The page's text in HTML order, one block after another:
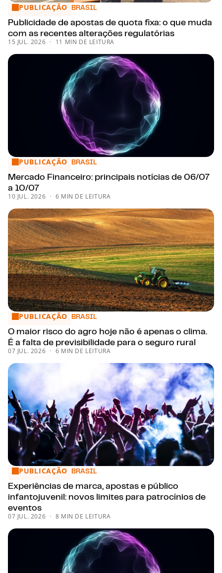
Publicidade de apostas de quota fixa: o que muda com as
PUBLICAÇÃO BRASIL
Publicidade de apostas de quota fixa: o que muda
com as recentes alterações regulatórias
15 JUL. 2026 11 MIN DE LEITURA
Mercado Financeiro: principais notícias de 06/07 a 10/07
PUBLICAÇÃO BRASIL
Mercado Financeiro: principais notícias de 06/07
a 10/07
10 JUL. 2026 6 MIN DE LEITURA
O maior risco do agro hoje não é apenas o clima. É a falta
PUBLICAÇÃO BRASIL
O maior risco do agro hoje não é apenas o clima.
É a falta de previsibilidade para o seguro rural
07 JUL. 2026 6 MIN DE LEITURA
Experiências de marca, apostas e público infantojuvenil:
PUBLICAÇÃO BRASIL
Experiências de marca, apostas e público
infantojuvenil: novos limites para patrocínios de
eventos
07 JUL. 2026 8 MIN DE LEITURA